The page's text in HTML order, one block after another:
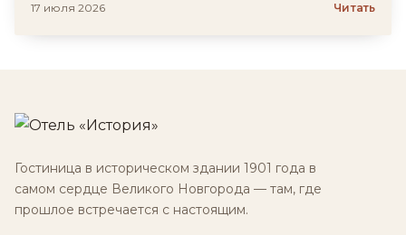
17 июля 2026 Читать
Гостиница в историческом здании 1901 года в
самом сердце Великого Новгорода — там, где
прошлое встречается с настоящим.